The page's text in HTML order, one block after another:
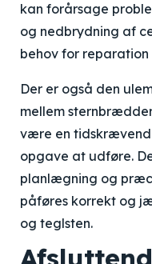
kan forårsage
og nedbrydning af
behov for
Der er også den
mellem
være en
opgave at udføre.
planlægning og
påføres korrekt og
og teglsten.